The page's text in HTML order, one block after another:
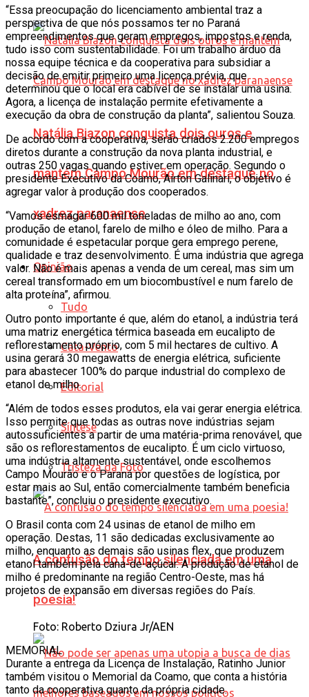
Natália Biazon conquista dois ouros e
mantém Campo Mourão em destaque no
xadrez paranaense
Opinião
Tudo
Cata-Vento
Editorial
Síntese
Tristeza da Foto
A confusão do tempo silenciada em uma
poesia!
“Essa preocupação do licenciamento ambiental traz a
perspectiva de que nós possamos ter no Paraná
empreendimentos que geram empregos, impostos e renda,
tudo isso com sustentabilidade. Foi um trabalho árduo da
nossa equipe técnica e da cooperativa para subsidiar a
decisão de emitir primeiro uma licença prévia, que
determinou que o local era cabível de se instalar uma usina.
Agora, a licença de instalação permite efetivamente a
execução da obra de construção da planta”, salientou Souza.
De acordo com a cooperativa, serão criados 2.200 empregos
diretos durante a construção da nova planta industrial, e
outras 250 vagas quando estiver em operação. Segundo o
presidente Executivo da Coamo, Airton Galinari, o objetivo é
agregar valor à produção dos cooperados.
“Vamos esmagar 600 mil toneladas de milho ao ano, com
produção de etanol, farelo de milho e óleo de milho. Para a
comunidade é espetacular porque gera emprego perene,
qualidade e traz desenvolvimento. É uma indústria que agrega
valor. Não é mais apenas a venda de um cereal, mas sim um
cereal transformado em um biocombustível e num farelo de
alta proteína”, afirmou.
Outro ponto importante é que, além do etanol, a indústria terá
uma matriz energética térmica baseada em eucalipto de
reflorestamento próprio, com 5 mil hectares de cultivo. A
usina gerará 30 megawatts de energia elétrica, suficiente
para abastecer 100% do parque industrial do complexo de
etanol de milho.
“Além de todos esses produtos, ela vai gerar energia elétrica.
Isso permite que todas as outras nove indústrias sejam
autossuficientes a partir de uma matéria-prima renovável, que
são os reflorestamentos de eucalipto. É um ciclo virtuoso,
uma indústria altamente sustentável, onde escolhemos
Campo Mourão e o Paraná por questões de logística, por
estar mais ao Sul, então comercialmente também beneficia
bastante”, concluiu o presidente executivo.
O Brasil conta com 24 usinas de etanol de milho em
operação. Destas, 11 são dedicadas exclusivamente ao
milho, enquanto as demais são usinas flex, que produzem
etanol também pela cana-de-açúcar. A produção de etanol de
milho é predominante na região Centro-Oeste, mas há
projetos de expansão em diversas regiões do País.
Foto: Roberto Dziura Jr/AEN
MEMORIAL
Durante a entrega da Licença de Instalação, Ratinho Junior
também visitou o Memorial da Coamo, que conta a história
tanto da cooperativa quanto da própria cidade.